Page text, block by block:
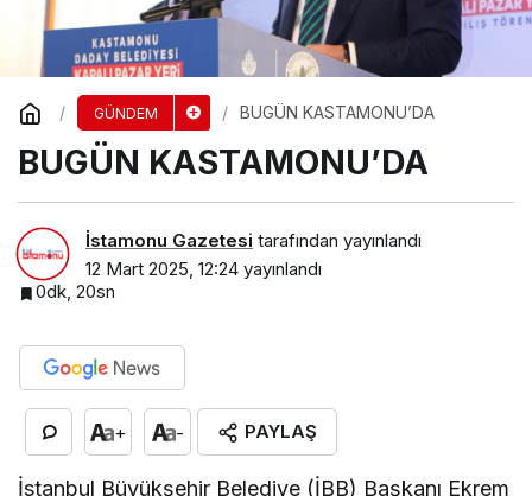
GÜNDEM BUGÜN KASTAMONU’DA
BUGÜN KASTAMONU’DA
İstamonu Gazetesi tarafından yayınlandı
12 Mart 2025, 12:24 yayınlandı
0dk, 20sn
+ - PAYLAŞ
İstanbul Büyükşehir Belediye (İBB) Başkanı Ekrem